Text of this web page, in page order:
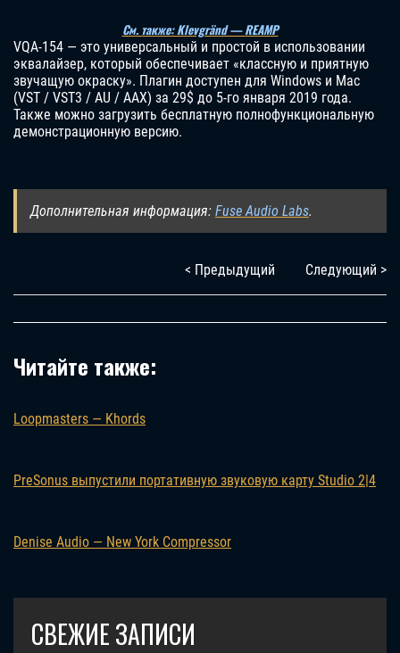
См. также: Klevgränd — REAMP
VQA-154 — это универсальный и простой в использовании
эквалайзер, который обеспечивает «классную и приятную
звучащую окраску». Плагин доступен для Windows и Mac
(VST / VST3 / AU / AAX) за 29$ до 5-го января 2019 года.
Также можно загрузить бесплатную полнофункциональную
демонстрационную версию.
Дополнительная информация: Fuse Audio Labs.
< Предыдущий Следующий >
Читайте также:
Loopmasters — Khords
PreSonus выпустили портативную звуковую карту Studio 2|4
Denise Audio — New York Compressor
СВЕЖИЕ ЗАПИСИ